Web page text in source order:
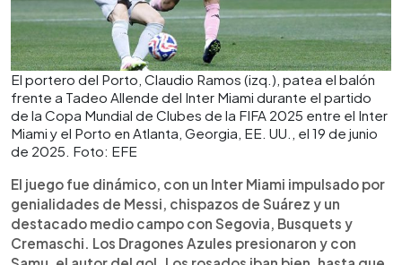
El portero del Porto, Claudio Ramos (izq.), patea el balón
frente a Tadeo Allende del Inter Miami durante el partido
de la Copa Mundial de Clubes de la FIFA 2025 entre el Inter
Miami y el Porto en Atlanta, Georgia, EE. UU., el 19 de junio
de 2025. Foto: EFE
El juego fue dinámico, con un Inter Miami impulsado por
genialidades de Messi, chispazos de Suárez y un
destacado medio campo con Segovia, Busquets y
Cremaschi. Los Dragones Azules presionaron y con